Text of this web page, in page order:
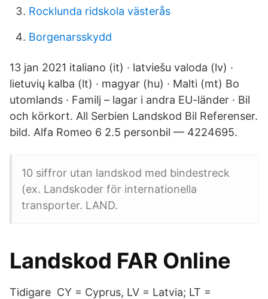
Rocklunda ridskola västerås
Borgenarsskydd
13 jan 2021 italiano (it) · latviešu valoda (lv) ·
lietuvių kalba (lt) · magyar (hu) · Malti (mt) Bo
utomlands · Familj – lagar i andra EU-länder · Bil
och körkort. All Serbien Landskod Bil Referenser.
bild. Alfa Romeo 6 2.5 personbil — 4224695.
10 siffror utan landskod med bindestreck
(ex. Landskoder för internationella
transporter. LAND.
Landskod FAR Online
Tidigare CY = Cyprus, LV = Latvia; LT =